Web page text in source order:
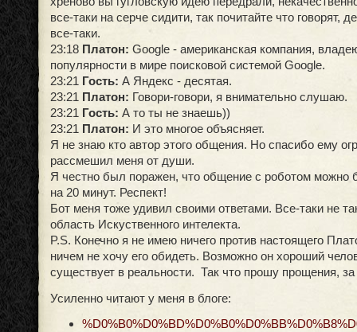
все-таки на серче сидити, так почитайте что говорят,
все-таки.
23:18 Платон: Google - американская компания,
популярности в мире поисковой системой Google.
23:21 Гость: А Яндекс - десятая.
23:21 Платон: Говори-говори, я внимательно слушаю.
23:21 Гость: А то ты не знаешь))
23:21 Платон: И это многое объясняет.
Я не знаю кто автор этого общения. Но спасибо ему
рассмешил меня от души.
Я честно был поражен, что общение с роботом можно
на 20 минут. Респект!
Бот меня тоже удивил своими ответами. Все-таки не
область Искуственного интелекта.
P.S. Конечно я не имею ничего против настоящего
ничем не хочу его обидеть. Возможно он хороший
существует в реальности. Так что прошу прощения,
Усиленно читают у меня в блоге: